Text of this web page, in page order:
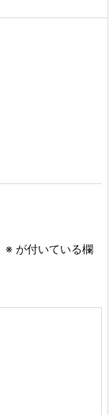
※ が付いている欄